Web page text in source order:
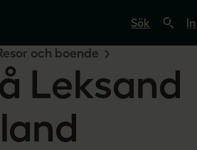
ö
p
v
e
och boende
Leksand